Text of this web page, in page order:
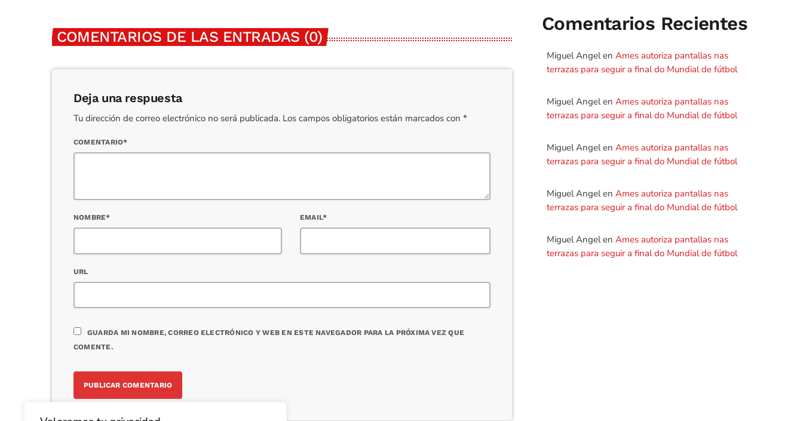
COMENTARIOS DE LAS ENTRADAS (0)
Deja una respuesta
Tu dirección de correo electrónico no será publicada. Los campos obligatorios están marcados con *
COMENTARIO*
NOMBRE* EMAIL*
URL
GUARDA MI NOMBRE, CORREO ELECTRÓNICO Y WEB EN ESTE NAVEGADOR PARA LA PRÓXIMA VEZ QUE
COMENTE.
Comentarios Recientes
Miguel Angelen Ames autoriza pantallas nas
terrazas para seguir a final do Mundial de fútbol
Miguel Angelen Ames autoriza pantallas nas
terrazas para seguir a final do Mundial de fútbol
Miguel Angelen Ames autoriza pantallas nas
terrazas para seguir a final do Mundial de fútbol
Miguel Angelen Ames autoriza pantallas nas
terrazas para seguir a final do Mundial de fútbol
Miguel Angelen Ames autoriza pantallas nas
terrazas para seguir a final do Mundial de fútbol